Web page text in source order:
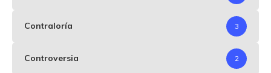
Contraloría 3
Controversia 2